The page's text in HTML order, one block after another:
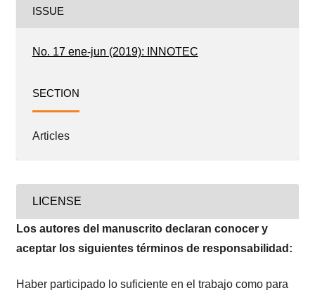
ISSUE
No. 17 ene-jun (2019): INNOTEC
SECTION
Articles
LICENSE
Los autores del manuscrito declaran conocer y
aceptar los siguientes términos de responsabilidad:
Haber participado lo suficiente en el trabajo como para